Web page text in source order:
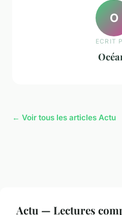
O
ECRIT
← Voir tous les articles Actu
Actu — Lectures